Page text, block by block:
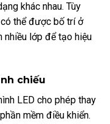
khác nhau. Tùy
thể được bố trí ở
nhiều lớp để tạo hiệu
chiếu
LED cho phép thay
mềm điều khiển.